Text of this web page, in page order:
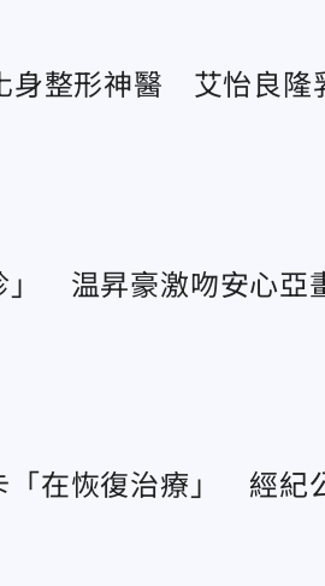
身整形神醫 艾怡良隆
」 温昇豪激吻安心亞
「在恢復治療」 經紀